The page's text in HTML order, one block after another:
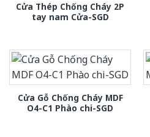
Cửa Thép Chống Cháy 2P
tay nam Cửa-SGD
Cửa Gỗ Chống Cháy MDF
O4-C1 Phào chi-SGD